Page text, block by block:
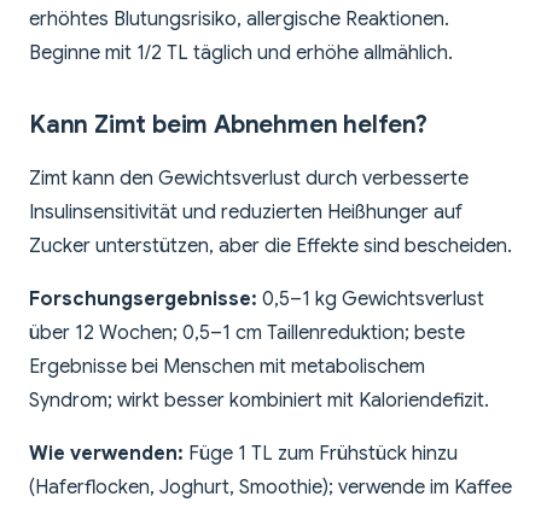
erhöhtes Blutungsrisiko, allergische Reaktionen.
Beginne mit 1/2 TL täglich und erhöhe allmählich.
Kann Zimt beim Abnehmen helfen?
Zimt kann den Gewichtsverlust durch verbesserte
Insulinsensitivität und reduzierten Heißhunger auf
Zucker unterstützen, aber die Effekte sind bescheiden.
Forschungsergebnisse: 0,5–1 kg Gewichtsverlust
über 12 Wochen; 0,5–1 cm Taillenreduktion; beste
Ergebnisse bei Menschen mit metabolischem
Syndrom; wirkt besser kombiniert mit Kaloriendefizit.
Wie verwenden: Füge 1 TL zum Frühstück hinzu
(Haferflocken, Joghurt, Smoothie); verwende im Kaffee